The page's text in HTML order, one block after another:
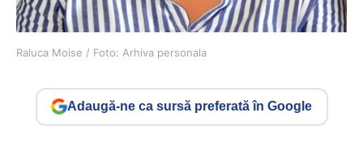
Raluca Moise / Foto: Arhiva personala
Adaugă-ne ca sursă preferată în Google